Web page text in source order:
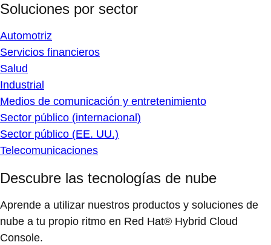
Soluciones por sector
Automotriz
Servicios financieros
Salud
Industrial
Medios de comunicación y entretenimiento
Sector público (internacional)
Sector público (EE. UU.)
Telecomunicaciones
Descubre las tecnologías de nube
Aprende a utilizar nuestros productos y soluciones de
nube a tu propio ritmo en Red Hat® Hybrid Cloud
Console.